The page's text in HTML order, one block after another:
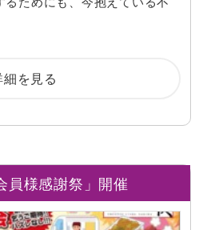
細を見る
様感謝祭」開催